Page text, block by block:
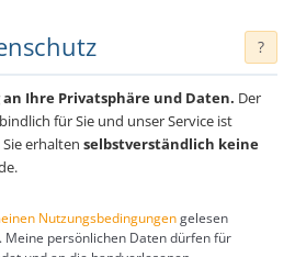
?
Ihre Privatsphäre und Daten. Der
für Sie und unser Service ist
Sie erhalten selbstverständlich keine
Nutzungsbedingungengelesen
Meine persönlichen Daten dürfen für